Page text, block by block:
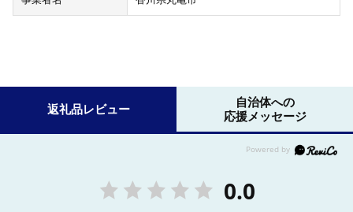
返礼品レビュー
自治体への
応援メッセージ
0.0